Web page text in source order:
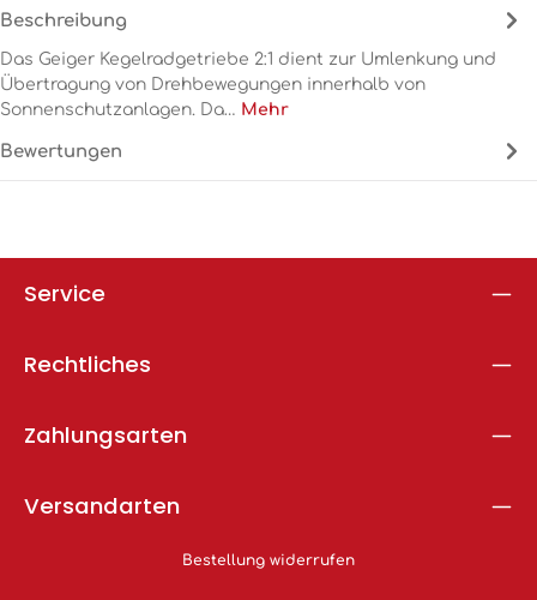
Beschreibung
Das Geiger Kegelradgetriebe 2:1 dient zur Umlenkung und
Übertragung von Drehbewegungen innerhalb von
Sonnenschutzanlagen. Da… Mehr
Bewertungen
Service
Rechtliches
Zahlungsarten
Versandarten
Bestellung widerrufen